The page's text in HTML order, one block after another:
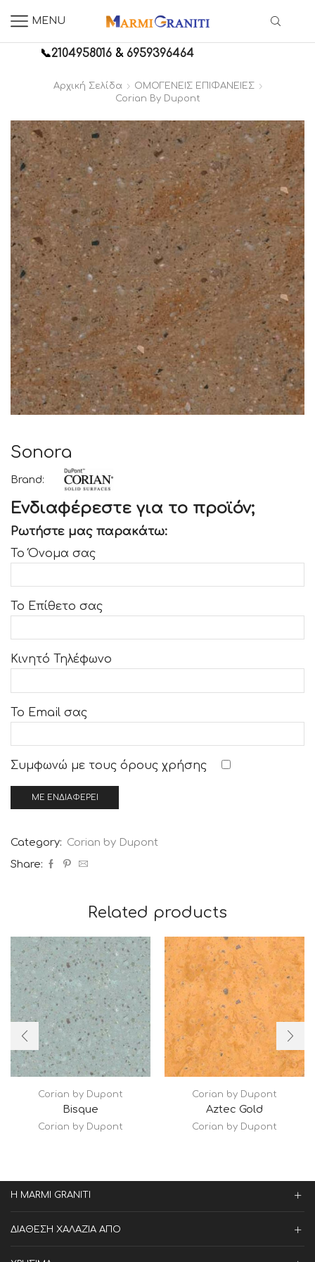
MENU
📞2104958016 &6959396464
Αρχική Σελίδα
ΟΜΟΓΕΝΕΙΣ ΕΠΙΦΑΝΕΙΕΣ
Corian By Dupont
Sonora
Brand:
Ενδιαφέρεστε για το προϊόν;
Ρωτήστε μας παρακάτω:
Το Όνομα σας
Το Επίθετο σας
Κινητό Τηλέφωνο
Το Email σας
Συμφωνώ με τους όρους χρήσης
Category: Corian by Dupont
Share:
Related products
Corian by Dupont
Bisque
Corian by Dupont
Corian by Dupont
Aztec Gold
Corian by Dupont
Η MARMI GRANITI
ΔΙΑΘΕΣΗ ΧΑΛΑΖΙΑ ΑΠΟ